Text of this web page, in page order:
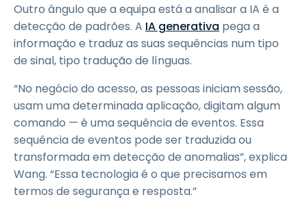
Outro ângulo que a equipa está a analisar a IA é a
detecção de padrões. A IA generativa pega a
informação e traduz as suas sequências num tipo
de sinal, tipo tradução de línguas.
“No negócio do acesso, as pessoas iniciam sessão,
usam uma determinada aplicação, digitam algum
comando — é uma sequência de eventos. Essa
sequência de eventos pode ser traduzida ou
transformada em detecção de anomalias”, explica
Wang. “Essa tecnologia é o que precisamos em
termos de segurança e resposta.”